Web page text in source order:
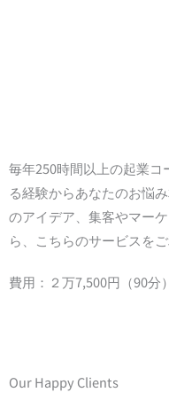
毎年250時間以上の起業
る経験からあなたのお悩
のアイデア、集客やマー
ら、こちらのサービスをご
費用：２万7,500円（90分）
Our Happy Clients